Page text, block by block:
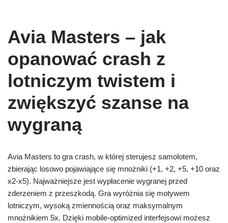
Avia Masters – jak
opanować crash z
lotniczym twistem i
zwiększyć szanse na
wygraną
Avia Masters to gra crash, w której sterujesz samolotem,
zbierając losowo pojawiające się mnożniki (+1, +2, +5, +10 oraz
x2‑x5). Najważniejsze jest wypłacenie wygranej przed
zderzeniem z przeszkodą. Gra wyróżnia się motywem
lotniczym, wysoką zmiennością oraz maksymalnym
mnożnikiem 5x. Dzięki mobile‑optimized interfejsowi możesz